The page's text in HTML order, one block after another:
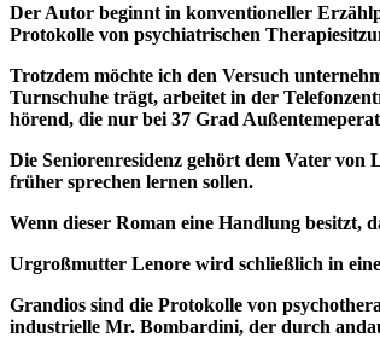
Der Autor beginnt in konventioneller
Protokolle von psychiatrischen
Trotzdem möchte ich den Versuch
Turnschuhe trägt, arbeitet in der
hörend, die nur bei 37 Grad
Die Seniorenresidenz gehört dem Vater
früher sprechen lernen sollen.
Wenn dieser Roman eine Handlung besitzt,
Urgroßmutter Lenore wird schließlich in
Grandios sind die Protokolle von
industrielle Mr. Bombardini, der durch